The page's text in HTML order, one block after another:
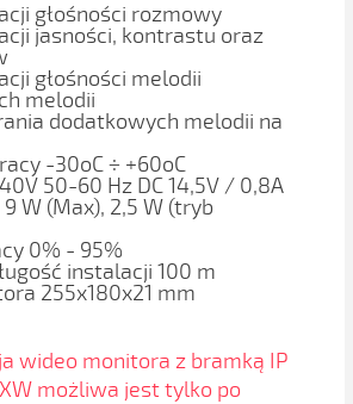
głośności rozmowy
jasności, kontrastu oraz
głośności melodii
melodii
dodatkowych melodii na
-30oC ÷ +60oC
50-60 Hz DC 14,5V / 0,8A
W (Max), 2,5 W (tryb
0% - 95%
instalacji 100 m
255x180x21 mm
wideo monitora z bramką IP
możliwa jest tylko po